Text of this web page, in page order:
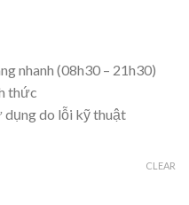
nhanh (08h30 – 21h30)
thức
dụng do lỗi kỹ thuật
CLEAR